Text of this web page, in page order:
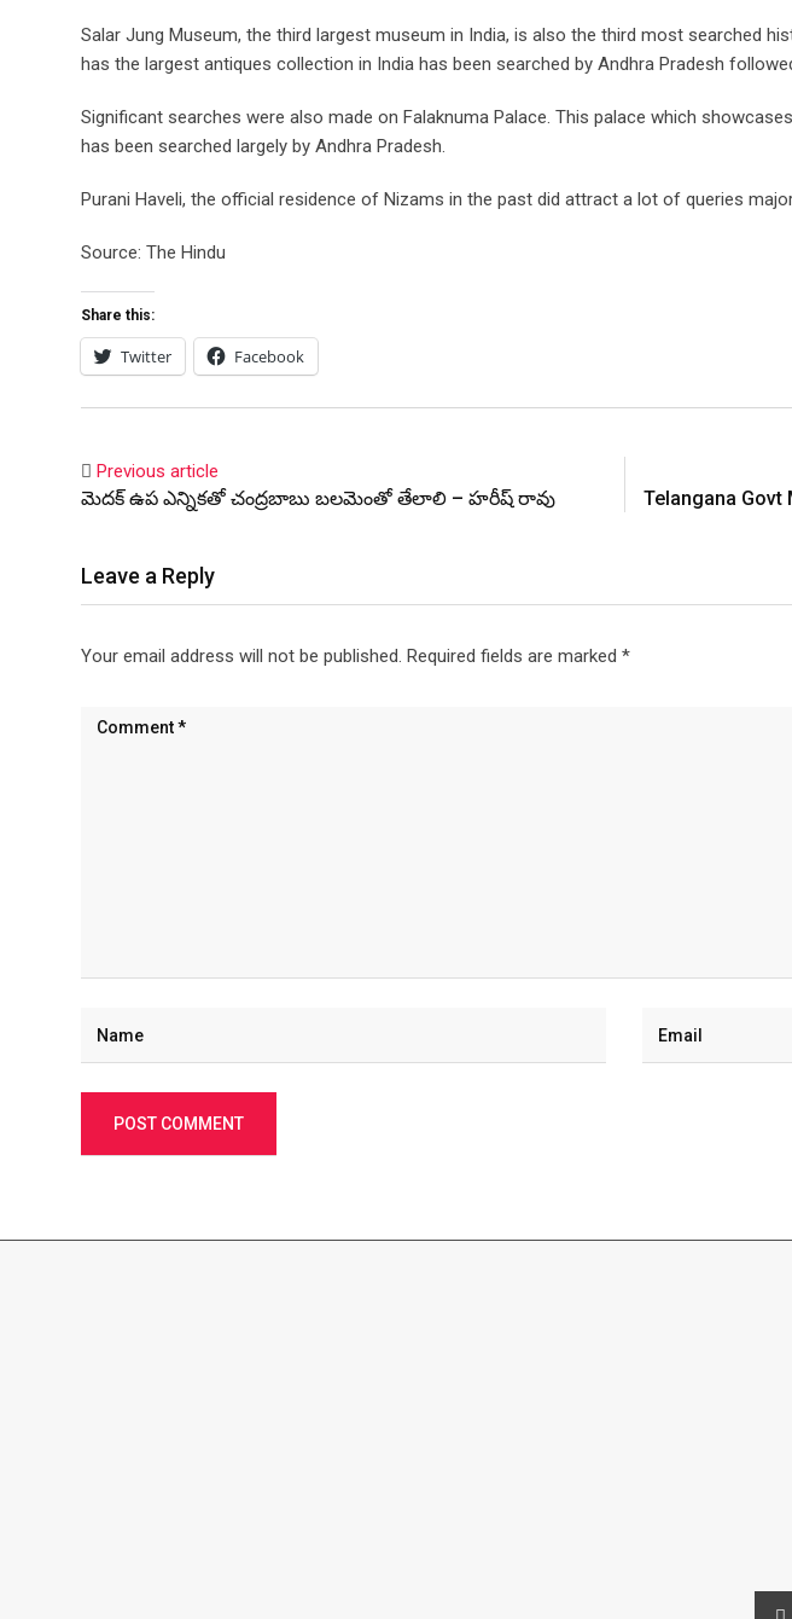
Salar Jung Museum, the third largest museum in India, is also the third most searched
has the largest antiques collection in India has been searched by Andhra Pradesh
Significant searches were also made on Falaknuma Palace. This palace which
has been searched largely by Andhra Pradesh.
Purani Haveli, the official residence of Nizams in the past did attract a lot of queries
Source: The Hindu
Share this:
Twitter Facebook
Previous article
మెదక్ ఉప ఎన్నికతో చంద్రబాబు బలమెంతో తేలాలి – హరీష్ రావు Telangana
Leave a Reply
Your email address will not be published. Required fields are marked *